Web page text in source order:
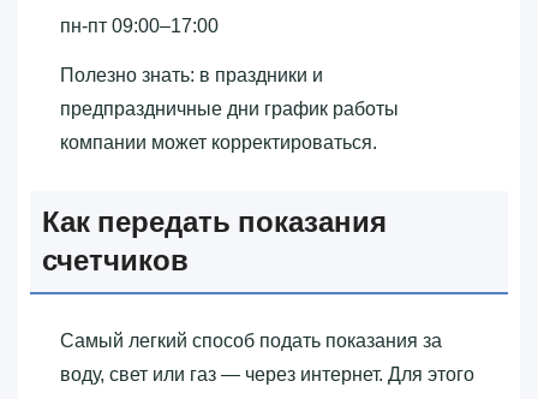
пн-пт 09:00–17:00
Полезно знать: в праздники и
предпраздничные дни график работы
компании может корректироваться.
Как передать показания
счетчиков
Самый легкий способ подать показания за
воду, свет или газ — через интернет. Для этого